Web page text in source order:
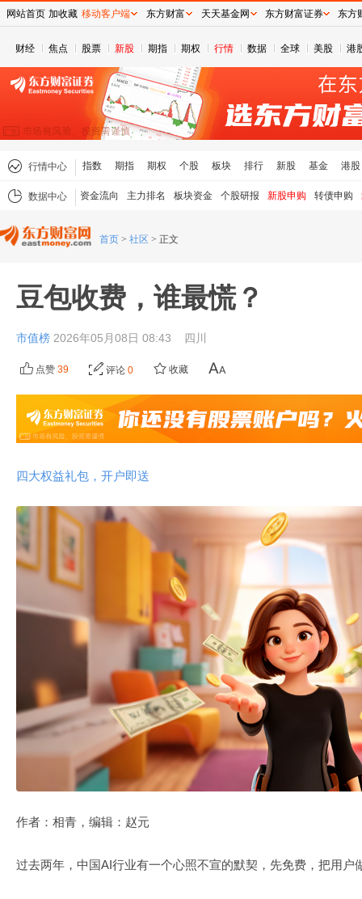
财经 焦点 股票 新股 期指 期权 行情 数据 全球 美股 港
行情中心 指数 期指 期权 个股 板块 排行 新股 基金 港股
数据中心 资金流向 主力排名 板块资金 个股研报 新股申购 转债申购
首页 > 社区 > 正文
豆包收费，谁最慌？
市值榜 2026年05月08日 08:43 四川
点赞 39 评论 0 收藏
四大权益礼包，开户即送
作者：相青，编辑：赵元
过去两年，中国AI行业有一个心照不宣的默契，先免费，把用户
网站首页 加收藏 移动客户端 东方财富 天天基金网 东方财富证券 东方